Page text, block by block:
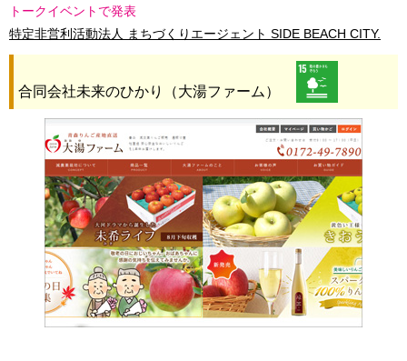
トークイベントで発表
特定非営利活動法人 まちづくりエージェント SIDE BEACH CITY.
合同会社未来のひかり（大湯ファーム）